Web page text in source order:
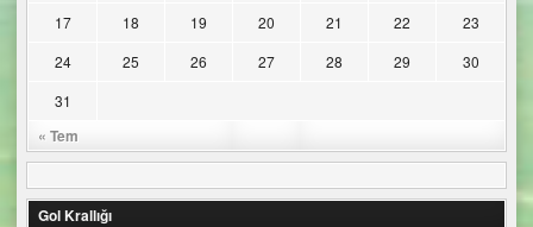
« Tem
17
18 19 20 21 22
23
24
25 26 27 28 29
30
31
Gol Krallığı